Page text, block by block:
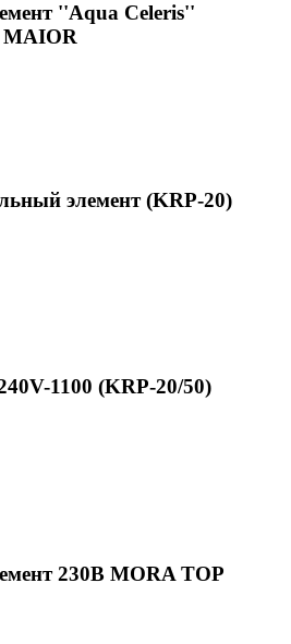
''Aqua Celeris''
элемент (KRP-20)
1100 (KRP-20/50)
230В MORA TOP